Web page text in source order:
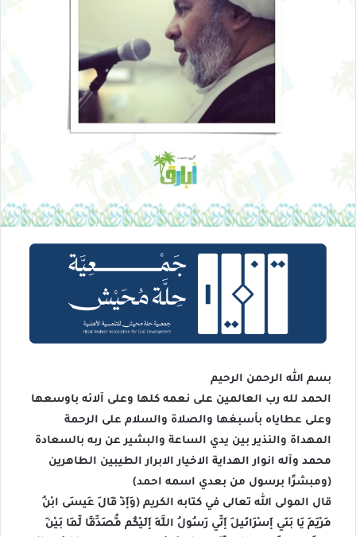
بسم الله الرحمن الرحيم
الحمد لله رب العالمين على نعمه كلها وعلى آلائه باوسعها
وعلى عطاياه بأسبغها والصلاة والسلام على الرحمة
المهداة والنذير بين يدي الساعة والبشير عن ربه بالسعادة
محمد وآله انوار الهداية الاخيار الابرار الطيبين الطاهرين
(ومبشرًا برسول من بعدي اسمه احمد)
قال المولى الله تعالى في كتابه الكريم (وَإِذْ قَالَ عِيسَى ابْنُ
مَرْيَمَ يَا بَنِي إِسْرَائِيلَ إِنِّي رَسُولُ اللَّهِ إِلَيْكُم مُّصَدِّقًا لِّمَا بَيْنَ